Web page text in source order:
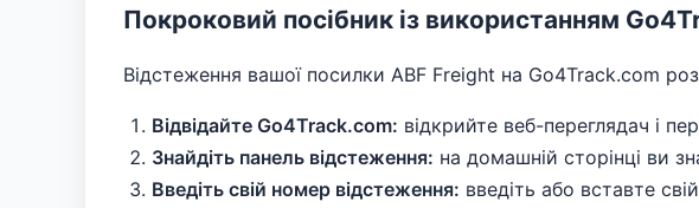
Покроковий посібник із використанням
Відстеження вашої посилки ABF Freight на Go4Track.com
Відвідайте Go4Track.com: відкрийте веб-переглядач і
Знайдіть панель відстеження: на домашній сторінці ви
Введіть свій номер відстеження: введіть або вставте